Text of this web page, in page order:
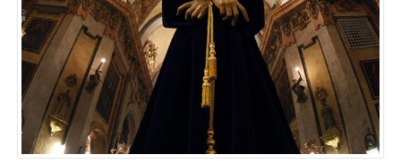
hoja, es el elemento que identificará todo el
mundo rural y natural del municipio, junto con
el turismo activo. Por último, el tono magenta
simboliza un sendero abierto y se centra en el
turismo experiencial, unido al ocio y los
eventos. La marca puede verse en las
banderolas que el Ayuntamiento ha instalado